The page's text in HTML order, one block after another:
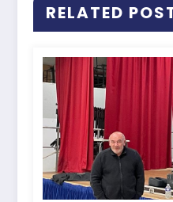
RELATED